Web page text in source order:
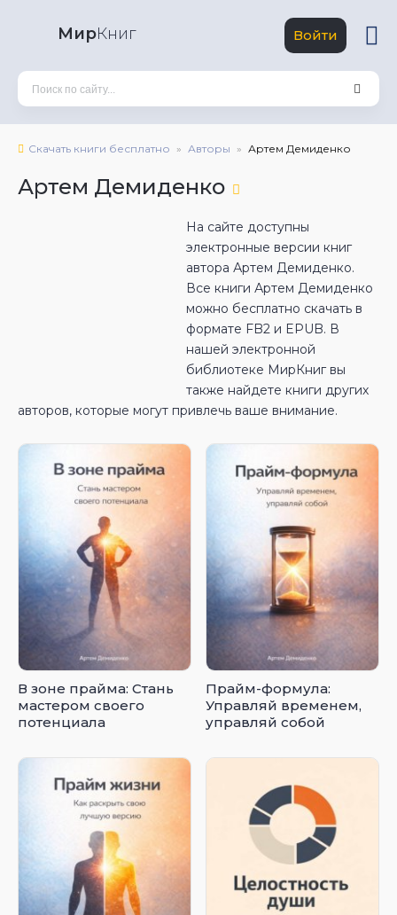
МирКниг Войти
Скачать книги бесплатно Авторы Артем Демиденко
Артем Демиденко
На сайте доступны
электронные версии книг
автора Артем Демиденко.
Все книги Артем Демиденко
можно бесплатно скачать в
формате FB2 и EPUB. В
нашей электронной
библиотеке МирКниг вы
также найдете книги других
авторов, которые могут привлечь ваше внимание.
В зоне прайма: Стань
мастером своего
потенциала
Прайм-формула:
Управляй временем,
управляй собой